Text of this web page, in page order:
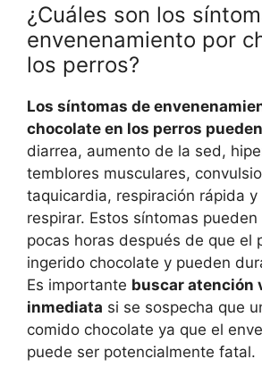
¿Cuáles son los
envenenamiento por
los perros?
Los síntomas de
chocolate en los perros
diarrea, aumento de la sed,
temblores musculares,
taquicardia, respiración rápida
respirar. Estos síntomas
pocas horas después de que el
ingerido chocolate y pueden
Es importante buscar atención
inmediata si se sospecha que
comido chocolate ya que el
puede ser potencialmente fatal.